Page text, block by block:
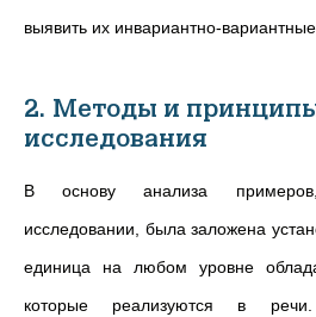
выявить их инвариантно-
2. Методы и
исследования
В основу анализа
исследовании, была заложена
единица на любом уровне
которые реализуются в